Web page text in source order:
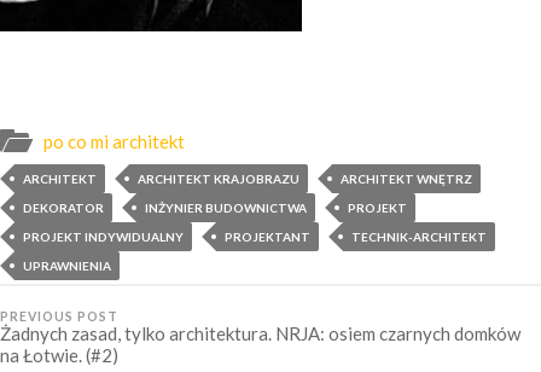
po co mi architekt
ARCHITEKT ARCHITEKT KRAJOBRAZU
ARCHITEKT WNĘTRZ
DEKORATOR
INŻYNIER BUDOWNICTWA
PROJEKT
PROJEKT INDYWIDUALNY
PROJEKTANT
TECHNIK-ARCHITEKT
UPRAWNIENIA
PREVIOUS POST
Żadnych zasad, tylko architektura. NRJA: osiem czarnych domków
na Łotwie. (#2)